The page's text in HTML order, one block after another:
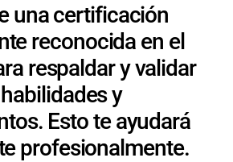
una certificación
reconocida en el
respaldar y validar
y
Esto te ayudará
profesionalmente.